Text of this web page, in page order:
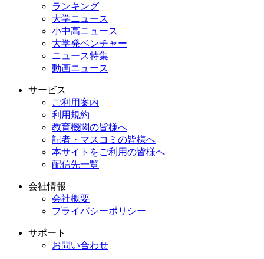
ランキング
大学ニュース
小中高ニュース
大学発ベンチャー
ニュース特集
動画ニュース
サービス
ご利用案内
利用規約
教育機関の皆様へ
記者・マスコミの皆様へ
本サイトをご利用の皆様へ
配信先一覧
会社情報
会社概要
プライバシーポリシー
サポート
お問い合わせ